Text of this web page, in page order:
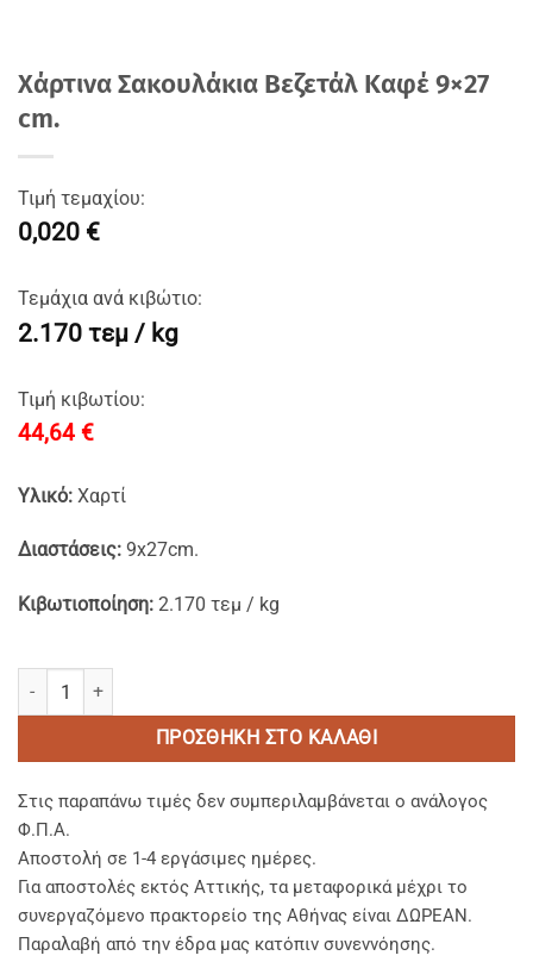
Χάρτινα Σακουλάκια Βεζετάλ Καφέ 9×27
cm.
Τιμή τεμαχίου:
0,020 €
Τεμάχια ανά κιβώτιο:
2.170 τεμ / kg
Τιμή κιβωτίου:
44,64 €
Yλικό: Χαρτί
Διαστάσεις: 9x27cm.
Κιβωτιοποίηση: 2.170 τεμ / kg
Χάρτινα Σακουλάκια Βεζετάλ Καφέ 9x27 cm. ποσότητα
ΠΡΟΣΘΉΚΗ ΣΤΟ ΚΑΛΆΘΙ
Στις παραπάνω τιμές δεν συμπεριλαμβάνεται ο ανάλογος
Φ.Π.Α.
Αποστολή σε 1-4 εργάσιμες ημέρες.
Για αποστολές εκτός Αττικής, τα μεταφορικά μέχρι το
συνεργαζόμενο πρακτορείο της Αθήνας είναι ΔΩΡΕΑΝ.
Παραλαβή από την έδρα μας κατόπιν συνεννόησης.